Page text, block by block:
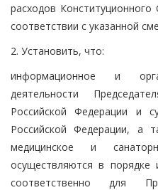
расходов
соответствии с указанной
2. Установить, что:
информационное и
деятельности
Российской Федерации и
Российской Федерации, а
медицинское и
осуществляются в порядке
соответственно для